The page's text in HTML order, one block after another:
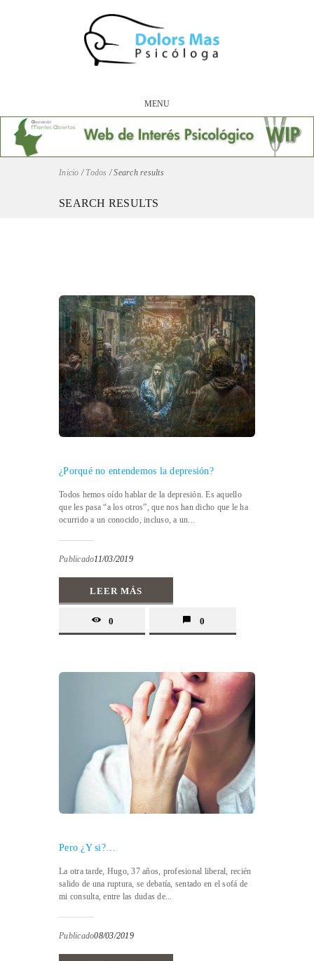
MENU
Inicio / Todos /Search results
SEARCH RESULTS
¿Porqué no entendemos la depresión?
Todos hemos oído hablar de la depresión. Es aquello
que les pasa “a los otros”, que nos han dicho que le ha
ocurrido a un conocido, incluso, a un...
Publicado11/03/2019
LEER MÁS
0 0
Pero ¿Y si?…
La otra tarde, Hugo, 37 años, profesional liberal, recién
salido de una ruptura, se debatía, sentado en el sofá de
mi consulta, entre las dudas de...
Publicado08/03/2019